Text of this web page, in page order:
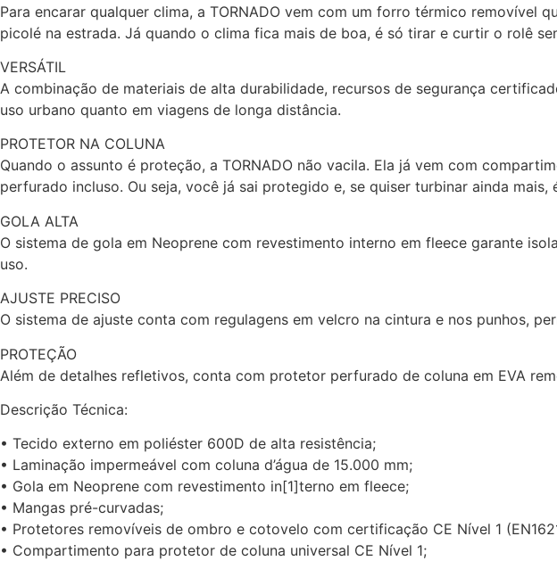
Para encarar qualquer clima, a TORNADO vem com um forro térmico
picolé na estrada. Já quando o clima fica mais de boa, é só tirar e curtir o rolê
VERSÁTIL
A combinação de materiais de alta durabilidade, recursos de segurança
uso urbano quanto em viagens de longa distância.
PROTETOR NA COLUNA
Quando o assunto é proteção, a TORNADO não vacila. Ela já vem com
perfurado incluso. Ou seja, você já sai protegido e, se quiser turbinar ainda
GOLA ALTA
O sistema de gola em Neoprene com revestimento interno em fleece garante
uso.
AJUSTE PRECISO
O sistema de ajuste conta com regulagens em velcro na cintura e nos punhos,
PROTEÇÃO
Além de detalhes refletivos, conta com protetor perfurado de coluna em EVA
Descrição Técnica:
• Tecido externo em poliéster 600D de alta resistência;
• Laminação impermeável com coluna d’água de 15.000 mm;
• Gola em Neoprene com revestimento in[1]terno em fleece;
• Mangas pré-curvadas;
• Protetores removíveis de ombro e cotovelo com certificação CE Nível 1
• Compartimento para protetor de coluna universal CE Nível 1;